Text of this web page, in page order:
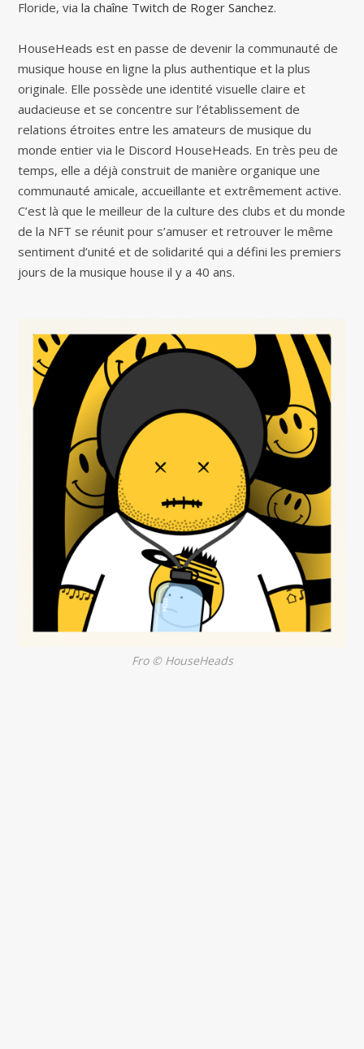
Floride, viala chaîne Twitch de Roger Sanchez.
HouseHeads est en passe de devenir la communauté de
musique house en ligne la plus authentique et la plus
originale. Elle possède une identité visuelle claire et
audacieuse et se concentre sur l’établissement de
relations étroites entre les amateurs de musique du
monde entier via le Discord HouseHeads. En très peu de
temps, elle a déjà construit de manière organique une
communauté amicale, accueillante et extrêmement active.
C’est là que le meilleur de la culture des clubs et du monde
de la NFT se réunit pour s’amuser et retrouver le même
sentiment d’unité et de solidarité qui a défini les premiers
jours de la musique house il y a 40 ans.
Fro © HouseHeads